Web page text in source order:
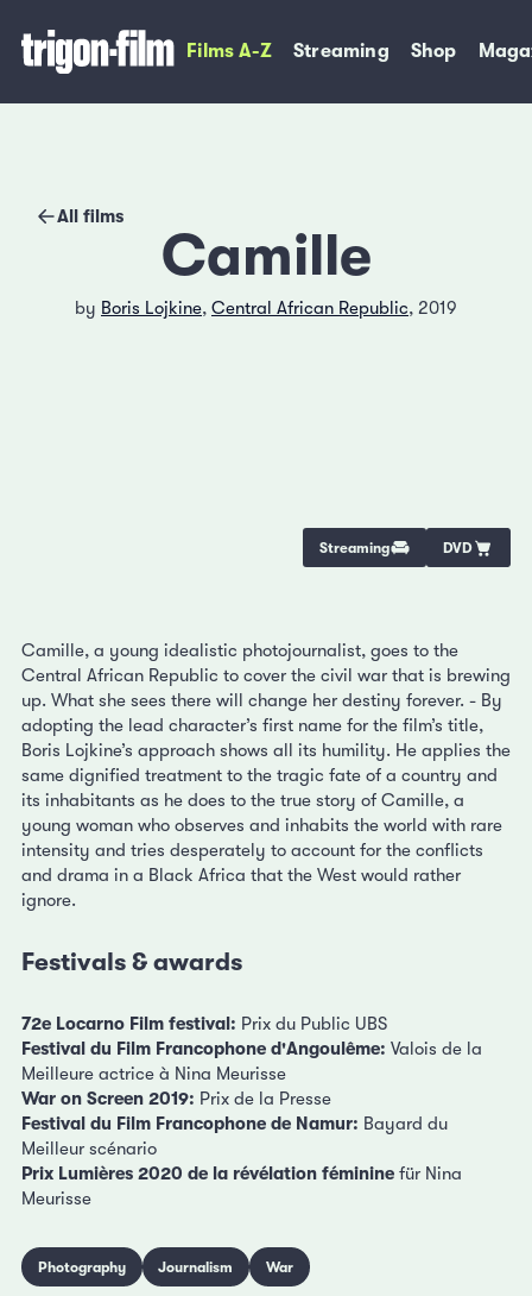
Films A-Z Streaming Shop
All films
Camille
by Boris Lojkine, Central African Republic, 2019
Streaming DVD
Camille, a young idealistic photojournalist, goes to the
Central African Republic to cover the civil war that is brewing
up. What she sees there will change her destiny forever. - By
adopting the lead character’s first name for the film’s title,
Boris Lojkine’s approach shows all its humility. He applies the
same dignified treatment to the tragic fate of a country and
its inhabitants as he does to the true story of Camille, a
young woman who observes and inhabits the world with rare
intensity and tries desperately to account for the conflicts
and drama in a Black Africa that the West would rather
ignore.
Festivals & awards
72e Locarno Film festival: Prix du Public UBS
Festival du Film Francophone d'Angoulême: Valois de la
Meilleure actrice à Nina Meurisse
War on Screen 2019: Prix de la Presse
Festival du Film Francophone de Namur: Bayard du
Meilleur scénario
Prix Lumières 2020 de la révélation féminine für Nina
Meurisse
Photography Journalism War